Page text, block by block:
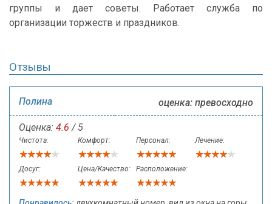
группы и дает советы. Работает служба по
организации торжеств и праздников.
Отзывы
Полина оценка: превосходно
Оценка: 4.6 / 5
Чистота: Комфорт: Персонал: Лечение:
Досуг: Цена/Качество: Расположение: